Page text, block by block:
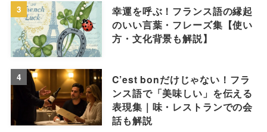
3
幸運を呼ぶ！フランス語の縁起
のいい言葉・フレーズ集【使い
方・文化背景も解説】
4
C’est bonだけじゃない！フラ
ンス語で「美味しい」を伝える
表現集｜味・レストランでの会
話も解説